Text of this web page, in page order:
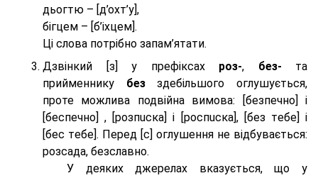
дьогтю – [д’охт’у],
бігцем – [б’іхцем].
Ці слова потрібно запам’ятати.
Дзвінкий [з] у префіксах роз-, без- та
прийменнику безздебільшого оглушується,
проте можлива подвійна вимова: [безпeчно] і
[беспeчно] , [розпuска] і [роспuска], [без тeбе] і
[бес тeбе]. Перед [с] оглушення не відбувається:
розсада, безславно.
У деяких джерелах вказується, що у